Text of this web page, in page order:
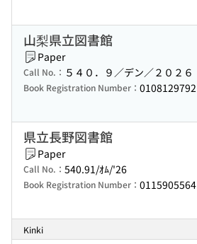
山梨県立図書館
Paper
Call No.： ５４０．９／デン／２０２６
Book Registration Number： 0108129792
県立長野図書館
Paper
Call No.： 540.91/ｵﾑ/'26
Book Registration Number： 0115905564
Kinki